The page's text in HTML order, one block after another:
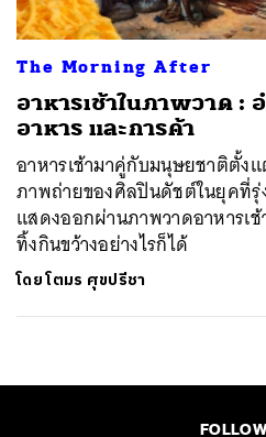
The Morning After
อาหารเช้าในภาพวาด :
อาหาร และการค้า
อาหารเช้ามาคู่กับมนุษยชาติตั้ง
ภาพถ่ายของศิลปินดัชต์ในยุคที่รุ่
แสดงออกผ่านภาพวาดอาหารเ
ทิ้งกินขว้างอย่างไรก็ได้
โดยโตมร ศุขปรีชา
SHARE TWEET